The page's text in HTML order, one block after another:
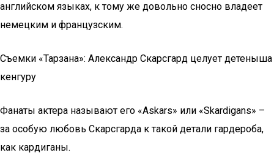
английском языках, к тому же довольно сносно владеет
немецким и французским.
Съемки «Тарзана»: Александр Скарсгард целует детеныша
кенгуру
Фанаты актера называют его «Askars» или «Skardigans» –
за особую любовь Скарсгарда к такой детали гардероба,
как кардиганы.